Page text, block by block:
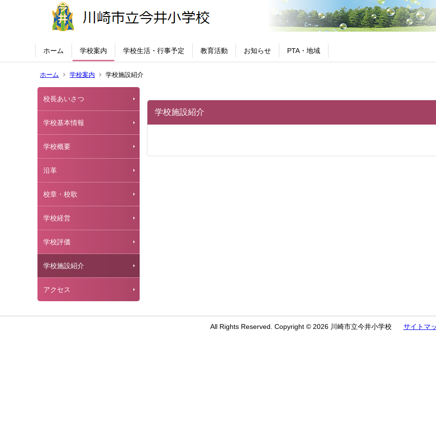
ホーム 学校案内 学校生活・行事予定 教育活動 お知らせ PTA・地域
ホーム 学校案内 学校施設紹介
校長あいさつ
学校基本情報
学校概要
沿革
校章・校歌
学校経営
学校評価
学校施設紹介
アクセス
学校施設紹介
All Rights Reserved. Copyright © 2026 川崎市立今井小学校 サイトマ